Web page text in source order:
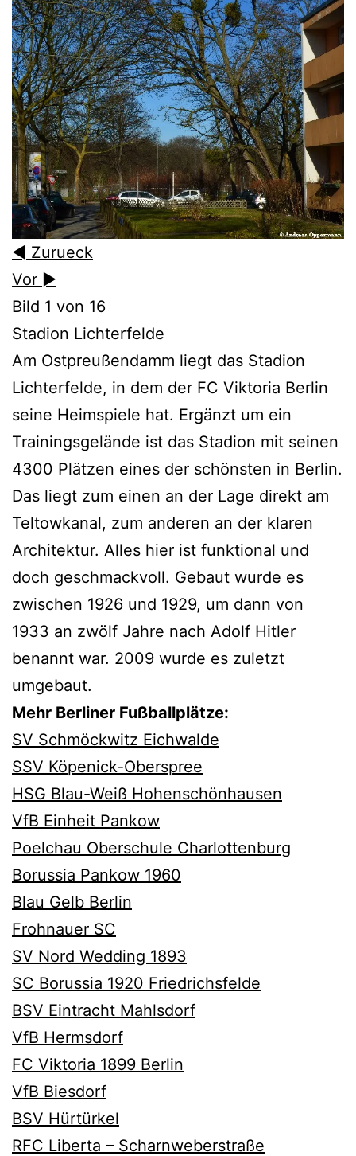
◄ Zurueck
Vor ►
Bild 1 von 16
Stadion Lichterfelde
Am Ostpreußendamm liegt das Stadion
Lichterfelde, in dem der FC Viktoria Berlin
seine Heimspiele hat. Ergänzt um ein
Trainingsgelände ist das Stadion mit seinen
4300 Plätzen eines der schönsten in Berlin.
Das liegt zum einen an der Lage direkt am
Teltowkanal, zum anderen an der klaren
Architektur. Alles hier ist funktional und
doch geschmackvoll. Gebaut wurde es
zwischen 1926 und 1929, um dann von
1933 an zwölf Jahre nach Adolf Hitler
benannt war. 2009 wurde es zuletzt
umgebaut.
Mehr Berliner Fußballplätze:
SV Schmöckwitz Eichwalde
SSV Köpenick-Oberspree
HSG Blau-Weiß Hohenschönhausen
VfB Einheit Pankow
Poelchau Oberschule Charlottenburg
Borussia Pankow 1960
Blau Gelb Berlin
Frohnauer SC
SV Nord Wedding 1893
SC Borussia 1920 Friedrichsfelde
BSV Eintracht Mahlsdorf
VfB Hermsdorf
FC Viktoria 1899 Berlin
VfB Biesdorf
BSV Hürtürkel
RFC Liberta – Scharnweberstraße